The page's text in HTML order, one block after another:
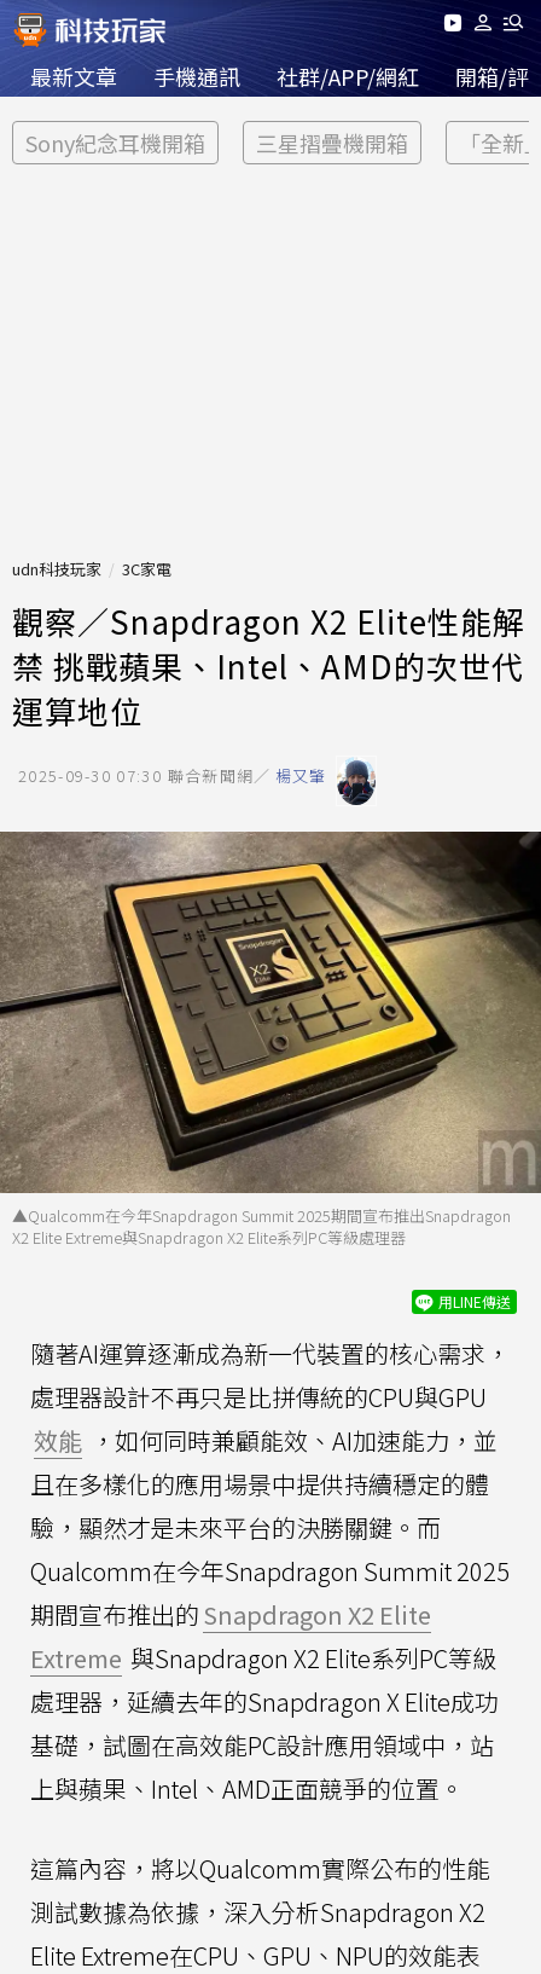
最新文章 手機通訊 社群/APP/網紅 開箱/評
Sony紀念耳機開箱 三星摺疊機開箱 「全新
udn科技玩家 3C家電
觀察／Snapdragon X2 Elite性能解
禁 挑戰蘋果、Intel、AMD的次世代
運算地位
2025-09-30 07:30 聯合新聞網／ 楊又肇
▲Qualcomm在今年Snapdragon Summit 2025期間宣布推出Snapdragon
X2 Elite Extreme與Snapdragon X2 Elite系列PC等級處理器
用LINE傳送
隨著AI運算逐漸成為新一代裝置的核心需求，
處理器設計不再只是比拼傳統的CPU與GPU
效能 ，如何同時兼顧能效、AI加速能力，並
且在多樣化的應用場景中提供持續穩定的體
驗，顯然才是未來平台的決勝關鍵。而
Qualcomm在今年Snapdragon Summit 2025
期間宣布推出的Snapdragon X2 Elite
Extreme 與Snapdragon X2 Elite系列PC等級
處理器，延續去年的Snapdragon X Elite成功
基礎，試圖在高效能PC設計應用領域中，站
上與蘋果、Intel、AMD正面競爭的位置。
這篇內容，將以Qualcomm實際公布的性能
測試數據為依據，深入分析Snapdragon X2
Elite Extreme在CPU、GPU、NPU的效能表